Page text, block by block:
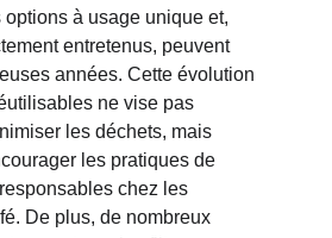
à usage unique et,
entretenus, peuvent
années. Cette évolution
ne vise pas
les déchets, mais
les pratiques de
chez les
De plus, de nombreux